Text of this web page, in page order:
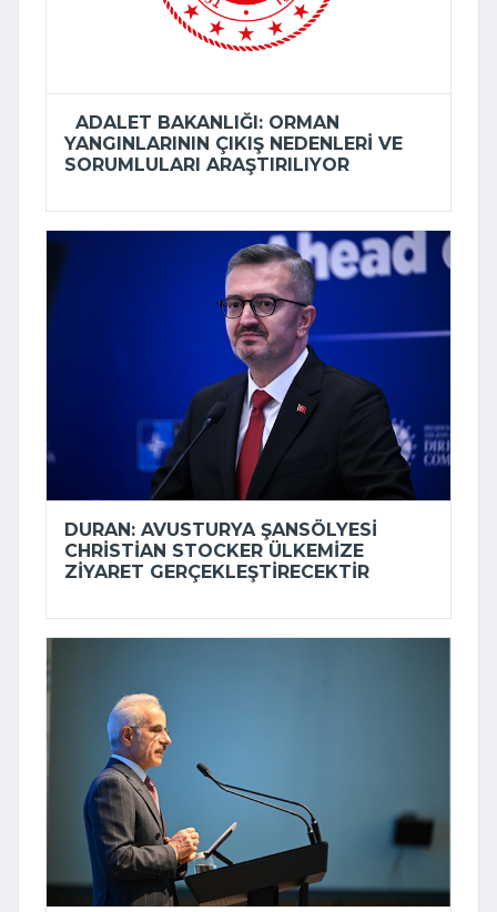
ADALET BAKANLIĞI: ORMAN
YANGINLARININ ÇIKIŞ NEDENLERI VE
SORUMLULARI ARAŞTIRILIYOR
DURAN: AVUSTURYA ŞANSÖLYESI
CHRISTIAN STOCKER ÜLKEMIZE
ZIYARET GERÇEKLEŞTIRECEKTIR